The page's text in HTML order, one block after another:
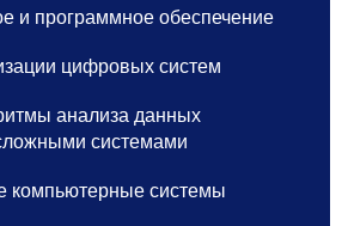
и программное обеспечение
цифровых систем
анализа данных
системами
компьютерные системы